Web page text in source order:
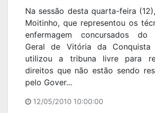
Na sessão desta quarta-feira
Moitinho, que representou os
enfermagem concursados do
Geral de Vitória da Conquista
utilizou a tribuna livre para
direitos que não estão sendo
pelo Gover...
12/05/2010 10:00:00